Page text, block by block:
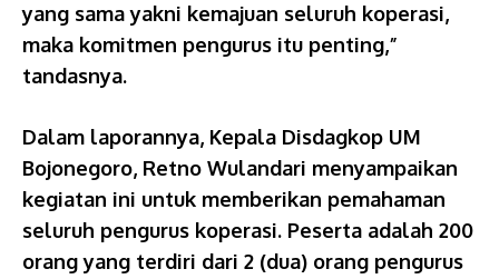
yang sama yakni kemajuan seluruh koperasi,
maka komitmen pengurus itu penting,”
tandasnya.
Dalam laporannya, Kepala Disdagkop UM
Bojonegoro, Retno Wulandari menyampaikan
kegiatan ini untuk memberikan pemahaman
seluruh pengurus koperasi. Peserta adalah 200
orang yang terdiri dari 2 (dua) orang pengurus